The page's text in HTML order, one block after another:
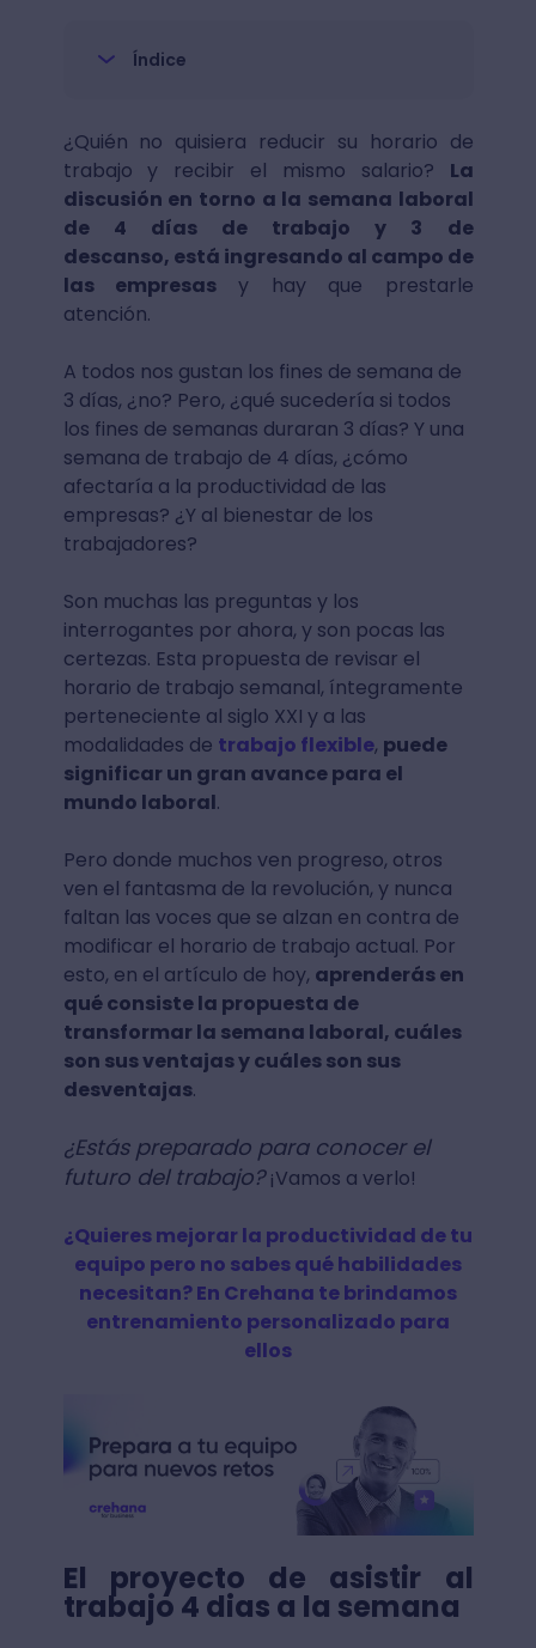
Índice
¿Quién no quisiera reducir su horario de
trabajo y recibir el mismo salario? La
discusión en torno a la semana laboral
de 4 días de trabajo y 3 de
descanso, está ingresando al campo de
las empresasy hay que prestarle
atención.
A todos nos gustan los fines de semana de
3 días, ¿no? Pero, ¿qué sucedería si todos
los fines de semanas duraran 3 días? Y una
semana de trabajo de 4 días, ¿cómo
afectaría a la productividad de las
empresas? ¿Y al bienestar de los
trabajadores?
Son muchas las preguntas y los
interrogantes por ahora, y son pocas las
certezas. Esta propuesta de revisar el
horario de trabajo semanal, íntegramente
perteneciente al siglo XXI y a las
modalidades de trabajo flexible, puede
significar un gran avance para el
mundo laboral.
Pero donde muchos ven progreso, otros
ven el fantasma de la revolución, y nunca
faltan las voces que se alzan en contra de
modificar el horario de trabajo actual. Por
esto, en el artículo de hoy, aprenderás en
qué consiste la propuesta de
transformar la semana laboral, cuáles
son sus ventajas y cuáles son sus
desventajas.
¿Estás preparado para conocer el
futuro del trabajo?¡Vamos a verlo!
¿Quieres mejorar la productividad de tu
equipo pero no sabes qué habilidades
necesitan? En Crehana te brindamos
entrenamiento personalizado para
ellos
El proyecto de asistir al
trabajo 4 dias a la semana